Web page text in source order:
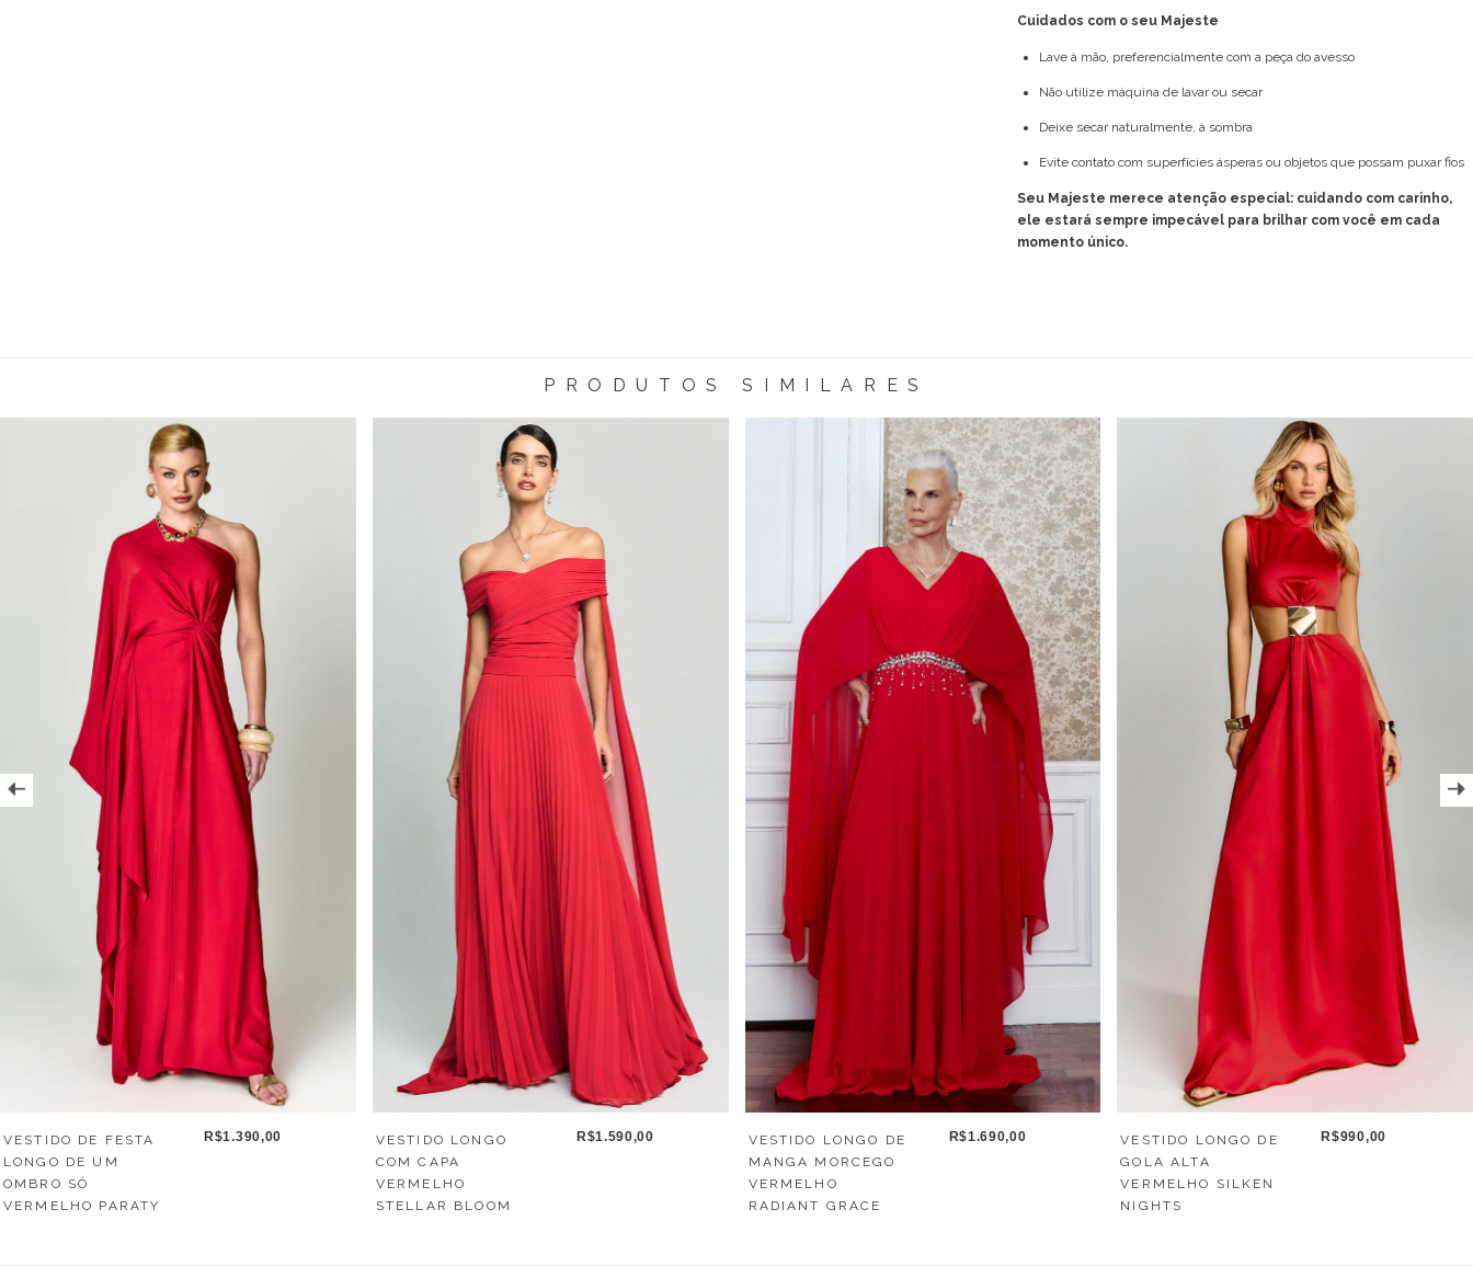
Cuidados com o seu Majeste
Lave à mão, preferencialmente com a peça do avesso
Não utilize máquina de lavar ou secar
Deixe secar naturalmente, à sombra
Evite contato com superfícies ásperas ou objetos que possam puxar fios
Seu Majeste merece atenção especial: cuidando com carinho,
ele estará sempre impecável para brilhar com você em cada
momento único.
PRODUTOS SIMILARES
VESTIDO DE FESTA
LONGO DE UM
OMBRO SÓ
VERMELHO PARATY
R$1.390,00
VESTIDO LONGO
COM CAPA
VERMELHO
STELLAR BLOOM
R$1.590,00
VESTIDO LONGO DE
MANGA MORCEGO
VERMELHO
RADIANT GRACE
R$1.690,00
VESTIDO LONGO DE
GOLA ALTA
VERMELHO SILKEN
NIGHTS
R$990,00